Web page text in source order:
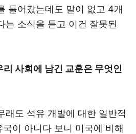
들어갔는데도 말이 없고 4개
는 소식을 듣고 이건 잘못된
리 사회에 남긴 교훈은 무엇인
래도 석유 개발에 대한 일반적
이 아니다 보니 미국에 비해